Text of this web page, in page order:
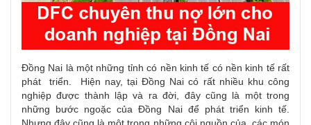
Đồng Nai là một những tỉnh có nền kinh tế có nền kinh tế rất
phát triển. Hiện nay, tại Đồng Nai có rất nhiều khu công
nghiệp được thành lập và ra đời, đây cũng là một trong
những bước ngoặc của Đồng Nai để phát triển kinh tế.